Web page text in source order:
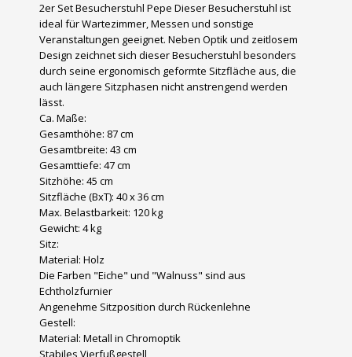
2er Set Besucherstuhl Pepe Dieser Besucherstuhl ist
ideal für Wartezimmer, Messen und sonstige
Veranstaltungen geeignet. Neben Optik und zeitlosem
Design zeichnet sich dieser Besucherstuhl besonders
durch seine ergonomisch geformte Sitzfläche aus, die
auch längere Sitzphasen nicht anstrengend werden
lässt.
Ca. Maße:
Gesamthöhe: 87 cm
Gesamtbreite: 43 cm
Gesamttiefe: 47 cm
Sitzhöhe: 45 cm
Sitzfläche (BxT): 40 x 36 cm
Max. Belastbarkeit: 120 kg
Gewicht: 4 kg
Sitz:
Material: Holz
Die Farben "Eiche" und "Walnuss" sind aus
Echtholzfurnier
Angenehme Sitzposition durch Rückenlehne
Gestell:
Material: Metall in Chromoptik
Stabiles Vierfußgestell